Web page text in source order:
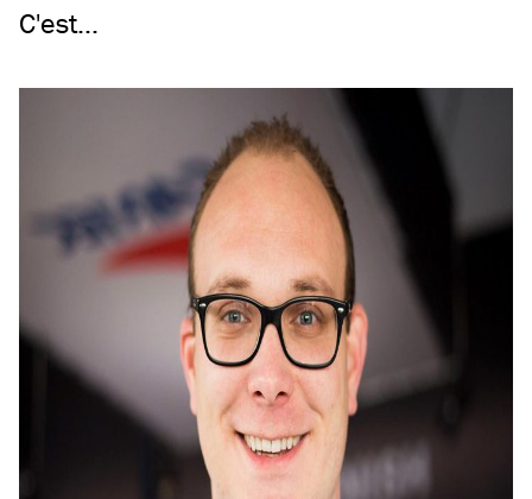
C'est...